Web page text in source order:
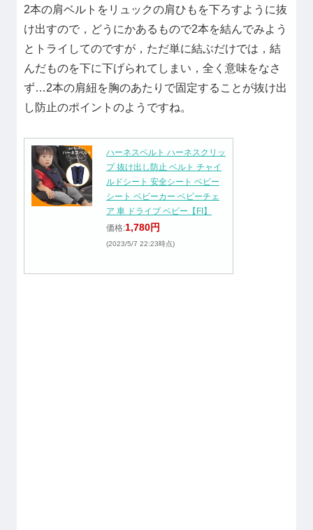
2本の肩ベルトをリュックの肩ひもを下ろすように抜
け出すので，どうにかあるもので2本を結んでみよう
とトライしてのですが，ただ単に結ぶだけでは，結
んだものを下に下げられてしまい，全く意味をなさ
ず…2本の肩紐を胸のあたりで固定することが抜け出
し防止のポイントのようですね。
ハーネスベルト ハーネスクリッ
プ 抜け出し防止 ベルト チャイ
ルドシート 安全シート ベビー
シート ベビーカー ベビーチェ
ア 車 ドライブ ベビー【FI】
価格:1,780円
(2023/5/7 22:23時点)